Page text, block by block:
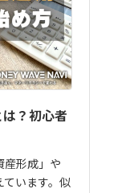
？初心者
産形成」や
ています。似